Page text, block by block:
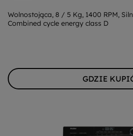
energii
Youreko.
Wolnostojąca, 8 / 5 Kg, 1400 RPM,
Combined cycle energy class D
GDZIE